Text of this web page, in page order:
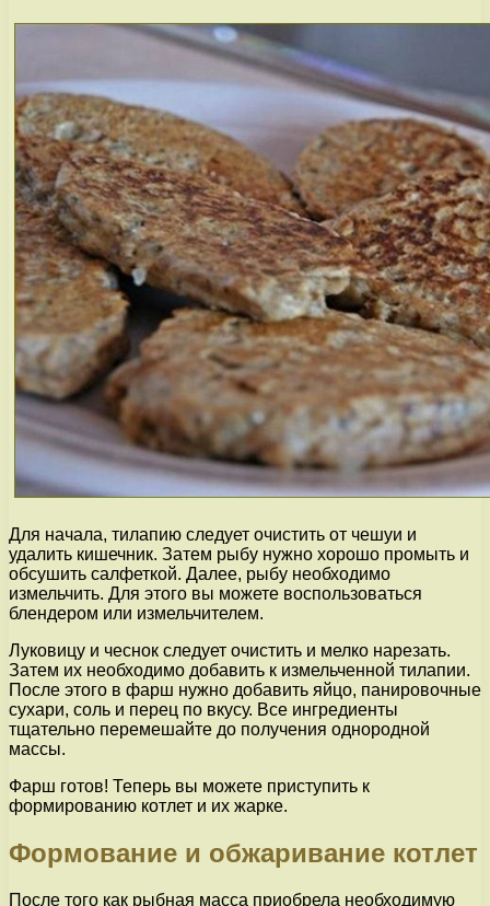
Для начала, тилапию следует очистить от чешуи и
удалить кишечник. Затем рыбу нужно хорошо промыть и
обсушить салфеткой. Далее, рыбу необходимо
измельчить. Для этого вы можете воспользоваться
блендером или измельчителем.
Луковицу и чеснок следует очистить и мелко нарезать.
Затем их необходимо добавить к измельченной тилапии.
После этого в фарш нужно добавить яйцо, панировочные
сухари, соль и перец по вкусу. Все ингредиенты
тщательно перемешайте до получения однородной
массы.
Фарш готов! Теперь вы можете приступить к
формированию котлет и их жарке.
Формование и обжаривание котлет
После того как рыбная масса приобрела необходимую